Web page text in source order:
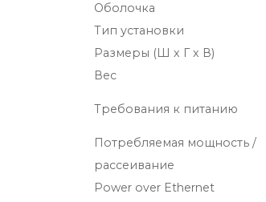
Оболочка
Тип установки
Размеры (Ш x Г x В)
Вес
Требования к питанию
Потребляемая мощность /
рассеивание
Power over Ethernet